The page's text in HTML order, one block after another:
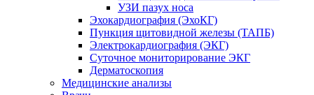
УЗИ пазух носа
Эхокардиография (ЭхоКГ)
Пункция щитовидной железы (ТАПБ)
Электрокардиография (ЭКГ)
Суточное мониторирование ЭКГ
Дерматоскопия
Медицинские анализы